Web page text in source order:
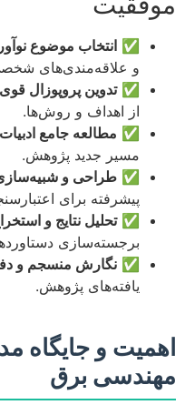
✅ انتخاب موضوع
و علاقه‌مندی‌های
✅تدوین پروپوزال
از اهداف و روش‌ها.
✅ مطالعه جامع
مسیر جدید پژوهش.
✅ طراحی و
پیشرفته برای
✅تحلیل نتایج و
برجسته‌سازی
✅ نگارش منسجم و
یافته‌های پژوهش.
اهمیت و جایگاه
مهندسی برق